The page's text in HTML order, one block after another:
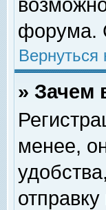
форума.
Вернуться
» Зачем
менее,